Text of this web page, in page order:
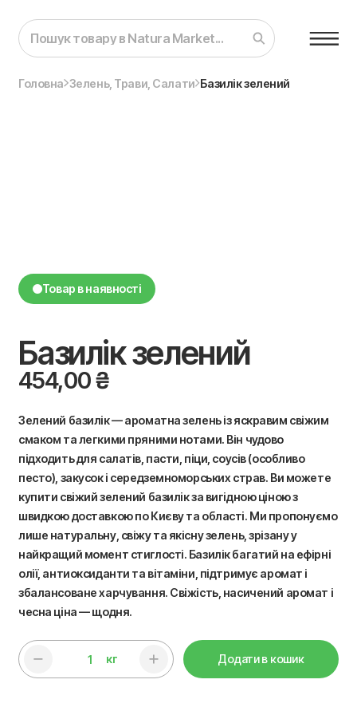
Головна Зелень, Трави, Салати Базилік зелений
Товар в наявності
Базилік зелений
454,00₴
Зелений базилік — ароматна зелень із яскравим свіжим
смаком та легкими пряними нотами. Він чудово
підходить для салатів, пасти, піци, соусів (особливо
песто), закусок і середземноморських страв. Ви можете
купити свіжий зелений базилік за вигідною ціною з
швидкою доставкою по Києву та області. Ми пропонуємо
лише натуральну, свіжу та якісну зелень, зрізану у
найкращий момент стиглості. Базилік багатий на ефірні
олії, антиоксиданти та вітаміни, підтримує аромат і
збалансоване харчування. Свіжість, насичений аромат і
чесна ціна — щодня.
кг Додати в кошик